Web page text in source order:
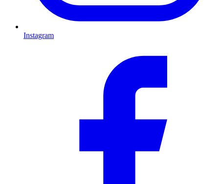
Instagram